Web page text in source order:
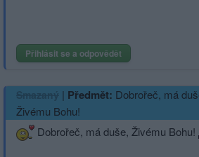
Přihlásit se a odpovědět
Smazaný | Předmět: Dobrořeč, má
Živému Bohu!
Dobrořeč, má duše, Živému Bohu!